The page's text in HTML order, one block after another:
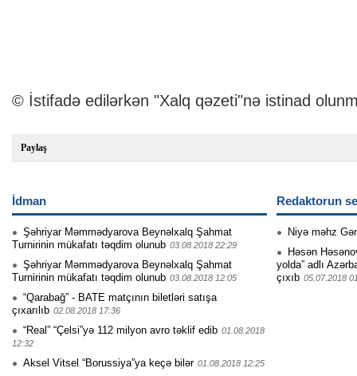
© İstifadə edilərkən "Xalq qəzeti"nə istinad
Paylaş
İdman
Şəhriyar Məmmədyarova Beynəlxalq Şahmat
Turnirinin mükafatı təqdim olunub 03.08.2018 22:29
Şəhriyar Məmmədyarova Beynəlxalq Şahmat
Turnirinin mükafatı təqdim olunub 03.08.2018 12:05
“Qarabağ” - BATE matçının biletləri satışa
çıxarılıb 02.08.2018 17:36
“Real” “Çelsi”yə 112 milyon avro təklif edib 01.08.2018
12:32
Aksel Vitsel “Borussiya”ya keçə bilər 01.08.2018 12:25
Redaktorun
Niyə məhz
Həsən
yolda” adlı
çıxıb 05.07.2018